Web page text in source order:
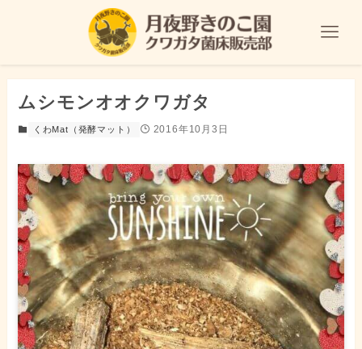
ムシモンオオクワガタ
くわMat（発酵マット） 2016年10月3日